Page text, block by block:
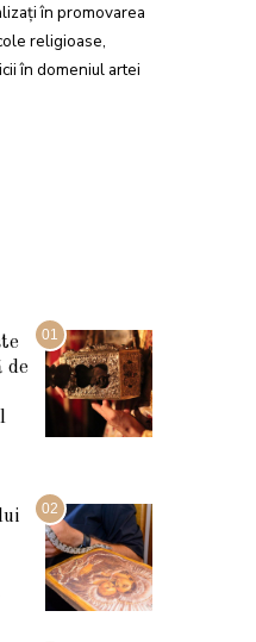
în promovarea
religioase,
în domeniul artei
01
de
02